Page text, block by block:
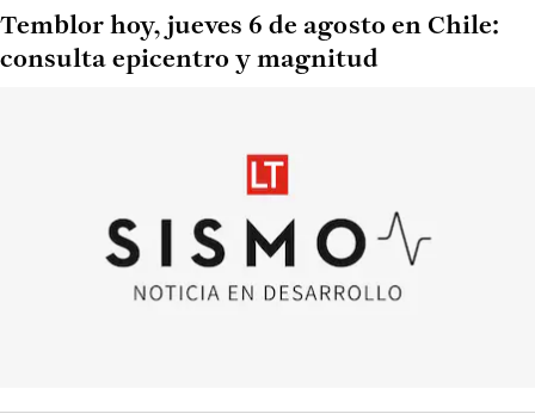
Temblor hoy, jueves 6 de agosto en Chile:
consulta epicentro y magnitud